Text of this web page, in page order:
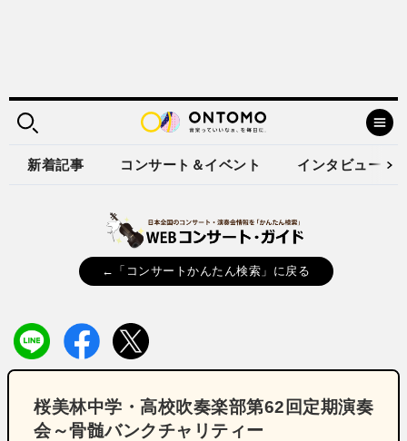
新着記事 コンサート＆イベント インタビュー
←「コンサートかんたん検索」に戻る
桜美林中学・高校吹奏楽部第62回定期演奏
会～骨髄バンクチャリティー